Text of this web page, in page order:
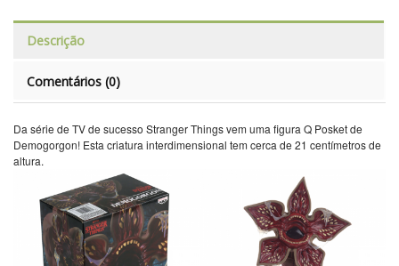
Descrição
Comentários (0)
Da série de TV de sucesso Stranger Things vem uma figura Q Posket de
Demogorgon! Esta criatura interdimensional tem cerca de 21 centímetros de
altura.